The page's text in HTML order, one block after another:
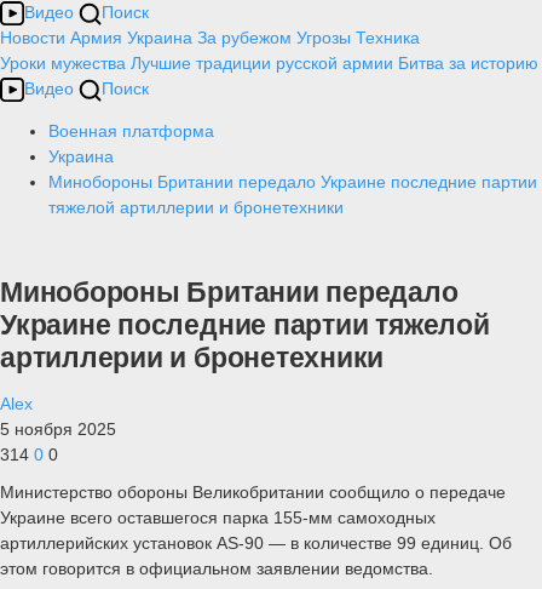
Видео
Поиск
Новости Армия Украина За рубежом Угрозы Техника
Уроки мужества Лучшие традиции русской армии Битва за историю
Видео
Поиск
Военная платформа
Украина
Минобороны Британии передало Украине последние партии
тяжелой артиллерии и бронетехники
Минобороны Британии передало
Украине последние партии тяжелой
артиллерии и бронетехники
Alex
5 ноября 2025
314 0 0
Министерство обороны Великобритании сообщило о передаче
Украине всего оставшегося парка 155-мм самоходных
артиллерийских установок AS-90 — в количестве 99 единиц. Об
этом говорится в официальном заявлении ведомства.